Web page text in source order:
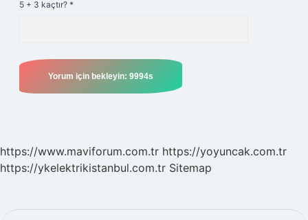
5 + 3 kaçtır? *
https://www.maviforum.com.tr https://yoyuncak.com.tr
https://ykelektrikistanbul.com.tr Sitemap